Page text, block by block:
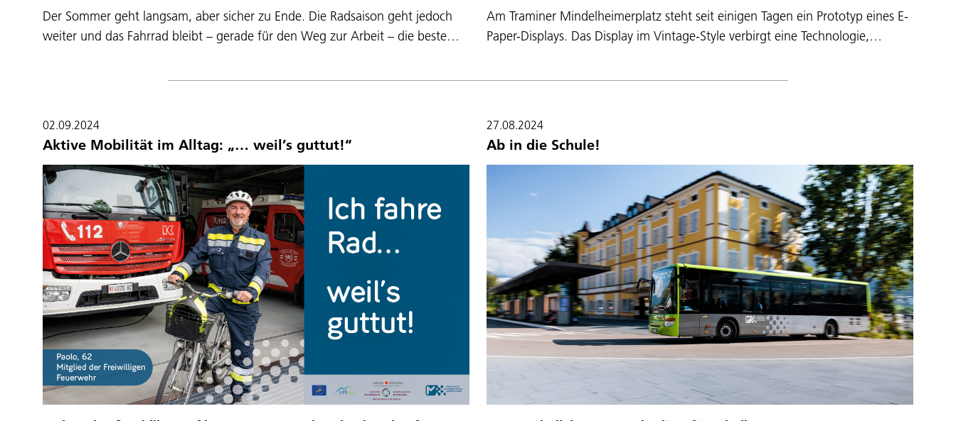
Der Sommer geht langsam, aber sicher zu Ende. Die Radsaison geht jedoch
weiter und das Fahrrad bleibt – gerade für den Weg zur Arbeit – die beste…
Am Traminer Mindelheimerplatz steht seit einigen Tagen ein Prototyp eines E-
Paper-Displays. Das Display im Vintage-Style verbirgt eine Technologie,…
02.09.2024
Aktive Mobilität im Alltag: „… weil’s guttut!“
27.08.2024
Ab in die Schule!